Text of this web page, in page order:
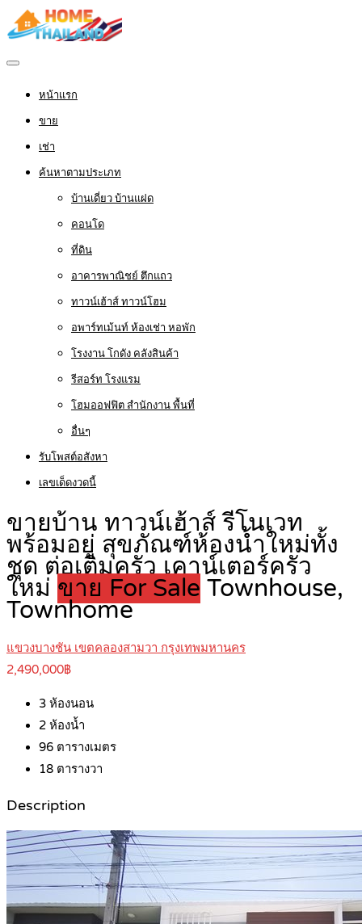
หน้าแรก
ขาย
เช่า
ค้นหาตามประเภท
บ้านเดี่ยว บ้านแฝด
คอนโด
ที่ดิน
อาคารพาณิชย์ ตึกแถว
ทาวน์เฮ้าส์ ทาวน์โฮม
อพาร์ทเม้นท์ ห้องเช่า หอพัก
โรงงาน โกดัง คลังสินค้า
รีสอร์ท โรงแรม
โฮมออฟฟิต สำนักงาน พื้นที่
อื่นๆ
รับโพสต์อสังหา
เลขเด็ดงวดนี้
ขายบ้าน ทาวน์เฮ้าส์ รีโนเวท
พร้อมอยู่ สุขภัณฑ์ห้องน้ำใหม่ทั้ง
ชุด ต่อเติมครัว เคาน์เตอร์ครัว
ใหม่ ขาย For Sale Townhouse,
Townhome
แขวงบางชัน เขตคลองสามวา กรุงเทพมหานคร
2,490,000฿
3 ห้องนอน
2 ห้องน้ำ
96 ตารางเมตร
18 ตารางวา
Description